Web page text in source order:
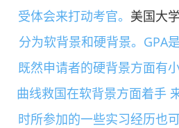
受体会来打动考官。 美国大学
分为软背景和硬背景。GPA
既然申请者的硬背景方面有
曲线救国在软背景方面着手
时所参加的一些实习经历也